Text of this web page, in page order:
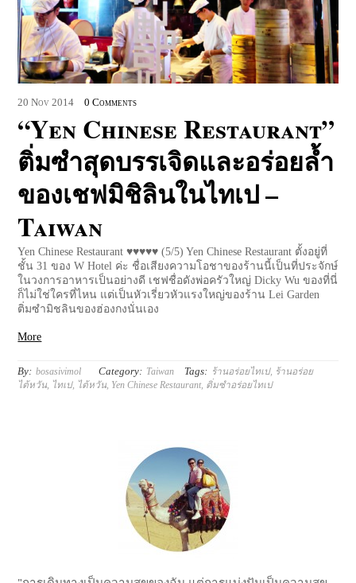
20 Nov 2014 0 Comments
“Yen Chinese Restaurant”
ติ่มซำสุดบรรเจิดและอร่อยล้ำ
ของเชฟมิชิลินในไทเป –
Taiwan
Yen Chinese Restaurant ♥♥♥♥♥ (5/5) Yen Chinese Restaurant ตั้งอยู่ที่
ชั้น 31 ของ W Hotel ค่ะ ชื่อเสียงความโอชาของร้านนี้เป็นที่ประจักษ์
ในวงการอาหารเป็นอย่างดี เชฟชื่อดังพ่อครัวใหญ่ Dicky Wu ของที่นี่
ก็ไม่ใช่ใครที่ไหน แต่เป็นหัวเรี่ยวหัวแรงใหญ่ของร้าน Lei Garden
ติ่มซำมิชลินของฮ่องกงนั่นเอง
More
By: bosasivimol Category: Taiwan Tags: ร้านอร่อยไทเป, ร้านอร่อย
ไต้หวัน, ไทเป, ไต้หวัน, Yen Chinese Restaurant, ติ่มซำอร่อยไทเป